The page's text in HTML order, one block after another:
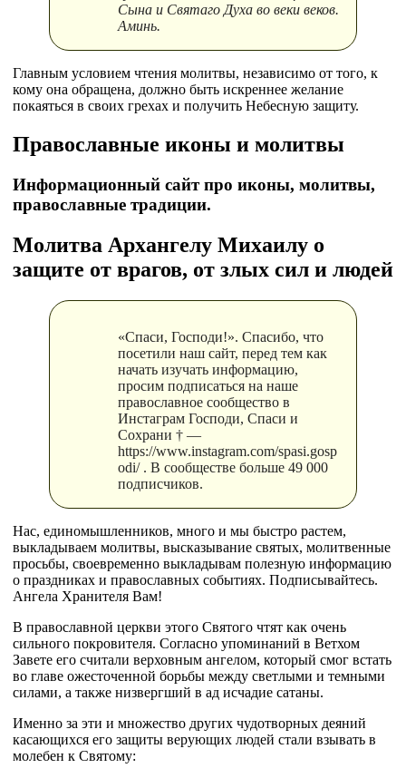
Сына и Святаго Духа во веки веков.
Аминь.
Главным условием чтения молитвы, независимо от того, к
кому она обращена, должно быть искреннее желание
покаяться в своих грехах и получить Небесную защиту.
Православные иконы и молитвы
Информационный сайт про иконы, молитвы,
православные традиции.
Молитва Архангелу Михаилу о
защите от врагов, от злых сил и людей
«Спаси, Господи!». Спасибо, что
посетили наш сайт, перед тем как
начать изучать информацию,
просим подписаться на наше
православное сообщество в
Инстаграм Господи, Спаси и
Сохрани † —
https://www.instagram.com/spasi.gosp
odi/ . В сообществе больше 49 000
подписчиков.
Нас, единомышленников, много и мы быстро растем,
выкладываем молитвы, высказывание святых, молитвенные
просьбы, своевременно выкладывам полезную информацию
о праздниках и православных событиях. Подписывайтесь.
Ангела Хранителя Вам!
В православной церкви этого Святого чтят как очень
сильного покровителя. Согласно упоминаний в Ветхом
Завете его считали верховным ангелом, который смог встать
во главе ожесточенной борьбы между светлыми и темными
силами, а также низвергший в ад исчадие сатаны.
Именно за эти и множество других чудотворных деяний
касающихся его защиты верующих людей стали взывать в
молебен к Святому: